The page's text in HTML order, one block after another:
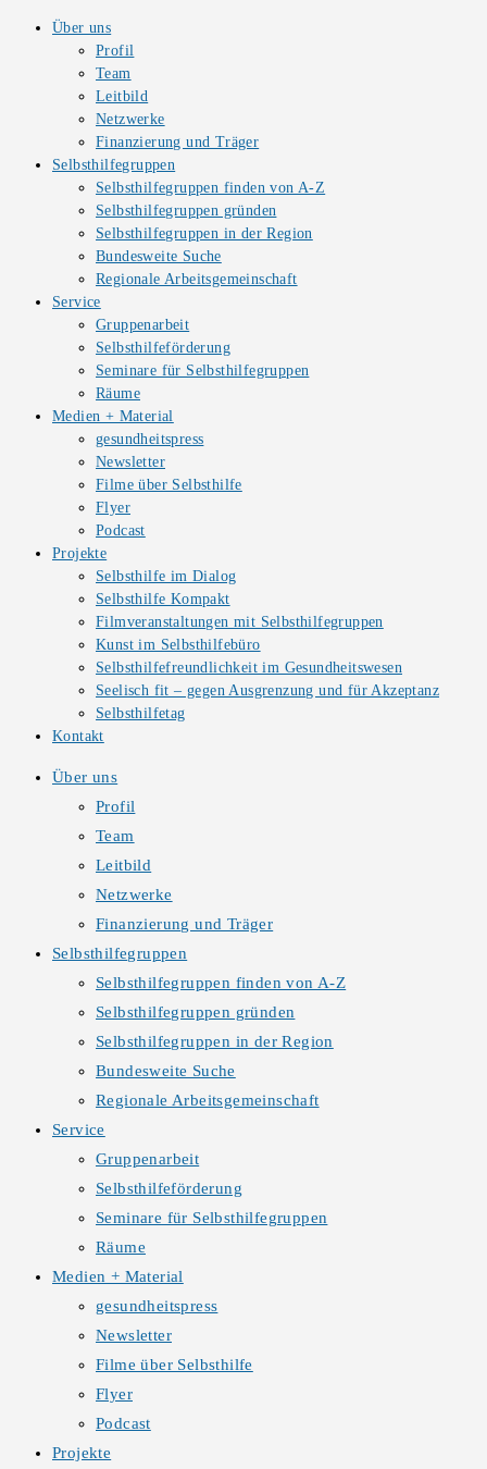
Über uns
Profil
Team
Leitbild
Netzwerke
Finanzierung und Träger
Selbsthilfegruppen
Selbsthilfegruppen finden von A-Z
Selbsthilfegruppen gründen
Selbsthilfegruppen in der Region
Bundesweite Suche
Regionale Arbeitsgemeinschaft
Service
Gruppenarbeit
Selbsthilfeförderung
Seminare für Selbsthilfegruppen
Räume
Medien + Material
gesundheitspress
Newsletter
Filme über Selbsthilfe
Flyer
Podcast
Projekte
Selbsthilfe im Dialog
Selbsthilfe Kompakt
Filmveranstaltungen mit Selbsthilfegruppen
Kunst im Selbsthilfebüro
Selbsthilfefreundlichkeit im Gesundheitswesen
Seelisch fit – gegen Ausgrenzung und für Akzeptanz
Selbsthilfetag
Kontakt
Über uns
Profil
Team
Leitbild
Netzwerke
Finanzierung und Träger
Selbsthilfegruppen
Selbsthilfegruppen finden von A-Z
Selbsthilfegruppen gründen
Selbsthilfegruppen in der Region
Bundesweite Suche
Regionale Arbeitsgemeinschaft
Service
Gruppenarbeit
Selbsthilfeförderung
Seminare für Selbsthilfegruppen
Räume
Medien + Material
gesundheitspress
Newsletter
Filme über Selbsthilfe
Flyer
Podcast
Projekte